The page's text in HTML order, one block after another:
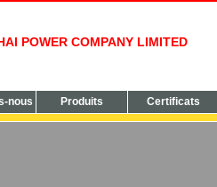
POWER COMPANY LIMITED
nous Produits Certificats